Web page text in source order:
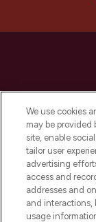
We use cookies
may be provided
site, enable
tailor user
advertising
access and
addresses and
and interactions,
usage